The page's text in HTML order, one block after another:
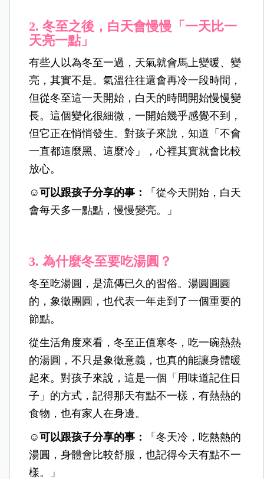
2.冬至之後，白天會慢慢「一天比一
天亮一點」
有些人以為冬至一過，天氣就會馬上變暖、變
亮，其實不是。氣溫往往還會再冷一段時間，
但從冬至這一天開始，白天的時間開始慢慢變
長。這個變化很細微，一開始幾乎感覺不到，
但它正在悄悄發生。對孩子來說，知道「不會
一直都這麼黑、這麼冷」，心裡其實就會比較
放心。
☺️可以跟孩子分享的事：
「從今天開始，白天
會每天多一點點，慢慢變亮。」
3.為什麼冬至要吃湯圓？
冬至吃湯圓，是流傳已久的習俗。湯圓圓圓
的，象徵團圓，也代表一年走到了一個重要的
節點。
從生活角度來看，冬至正值寒冬，吃一碗熱熱
的湯圓，不只是象徵意義，也真的能讓身體暖
起來。對孩子來說，這是一個「用味道記住日
子」的方式，記得那天有點不一樣，有熱熱的
食物，也有家人在身邊。
☺️可以跟孩子分享的事：
「冬天冷，吃熱熱的
湯圓，身體會比較舒服，也記得今天有點不一
樣。」